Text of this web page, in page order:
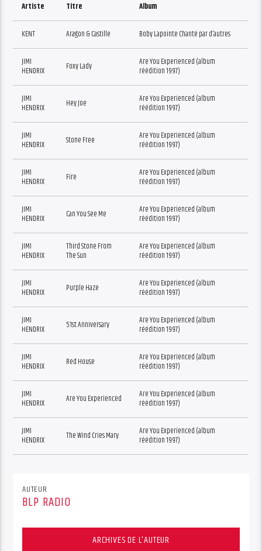
Artiste Titre Album
KENT Aragon & Castille Boby Lapointe Chanté par d’autres
JIMI
HENDRIX
Foxy Lady
Are You Experienced (album
réédition 1997)
JIMI
HENDRIX
Hey Joe
Are You Experienced (album
réédition 1997)
JIMI
HENDRIX
Stone Free
Are You Experienced (album
réédition 1997)
JIMI
HENDRIX
Fire
Are You Experienced (album
réédition 1997)
JIMI
HENDRIX
Can You See Me
Are You Experienced (album
réédition 1997)
JIMI
HENDRIX
Third Stone From
The Sun
Are You Experienced (album
réédition 1997)
JIMI
HENDRIX
Purple Haze
Are You Experienced (album
réédition 1997)
JIMI
HENDRIX
51st Anniversary
Are You Experienced (album
réédition 1997)
JIMI
HENDRIX
Red House
Are You Experienced (album
réédition 1997)
JIMI
HENDRIX
Are You Experienced
Are You Experienced (album
réédition 1997)
JIMI
HENDRIX
The Wind Cries Mary
Are You Experienced (album
réédition 1997)
AUTEUR
BLP RADIO
ARCHIVES DE L'AUTEUR